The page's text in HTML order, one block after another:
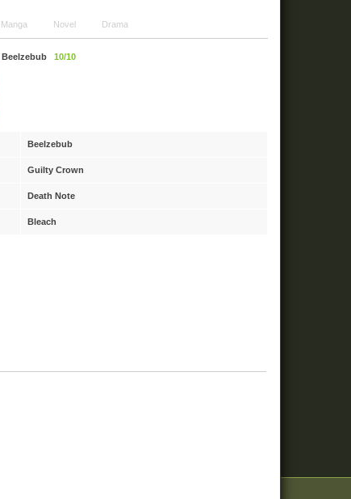
Manga Novel Drama
Beelzebub 10/10
Beelzebub
Guilty Crown
Death Note
Bleach